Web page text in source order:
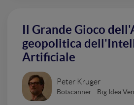
Il Grande Gioco
geopolitica
Artificiale
Peter Kruger
Botscanner - Big Idea